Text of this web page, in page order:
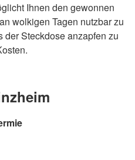
Ihnen den gewonnen
wolkigen Tagen nutzbar zu
der Steckdose anzapfen zu